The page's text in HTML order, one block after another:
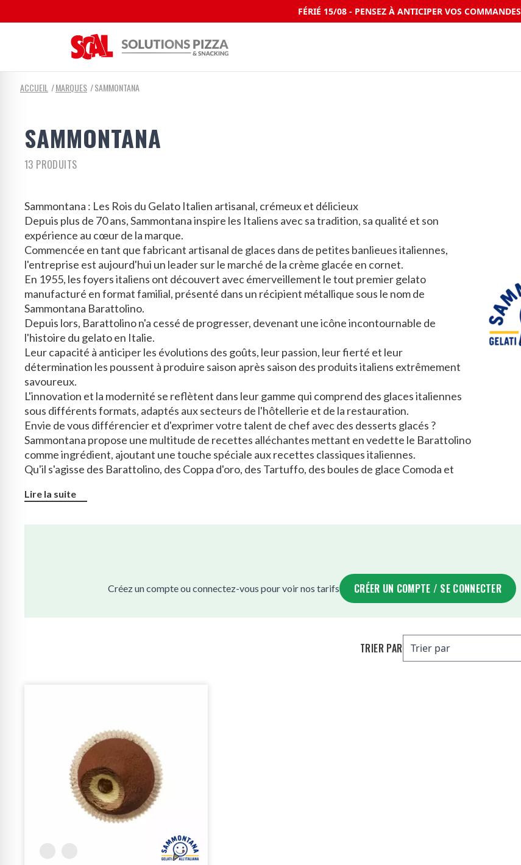
FÉRIÉ 15/08 - PENSEZ À ANTICIPER VOS COMMANDES
ACCUEIL MARQUES SAMMONTANA
SAMMONTANA
13 PRODUITS
Sammontana : Les Rois du Gelato Italien artisanal, crémeux et délicieux
Depuis plus de 70 ans, Sammontana inspire les Italiens avec sa tradition, sa qualité et son
expérience au cœur de la marque.
Commencée en tant que fabricant artisanal de glaces dans de petites banlieues italiennes,
l'entreprise est aujourd'hui un leader sur le marché de la crème glacée en cornet.
En 1955, les foyers italiens ont découvert avec émerveillement le tout premier gelato
manufacturé en format familial, présenté dans un récipient métallique sous le nom de
Sammontana Barattolino.
Depuis lors, Barattolino n'a cessé de progresser, devenant une icône incontournable de
l'histoire du gelato en Italie.
Leur capacité à anticiper les évolutions des goûts, leur passion, leur fierté et leur
détermination les poussent à produire saison après saison des produits italiens extrêmement
savoureux.
L'innovation et la modernité se reflètent dans leur gamme qui comprend des glaces italiennes
sous différents formats, adaptés aux secteurs de l'hôtellerie et de la restauration.
Envie de vous différencier et d'exprimer votre talent de chef avec des desserts glacés ?
Sammontana propose une multitude de recettes alléchantes mettant en vedette le Barattolino
comme ingrédient, ajoutant une touche spéciale aux recettes classiques italiennes.
Qu'il s'agisse des Barattolino, des Coppa d'oro, des Tartuffo, des boules de glace Comoda et
Lire la suite
Créez un compte ou connectez-vous pour voir nos tarifs CRÉER UN COMPTE / SE CONNECTER
TRIER PAR